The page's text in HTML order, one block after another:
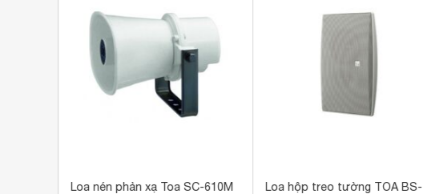
Loa nén phản xạ Toa SC-610M
Loa hộp treo tường TOA BS-